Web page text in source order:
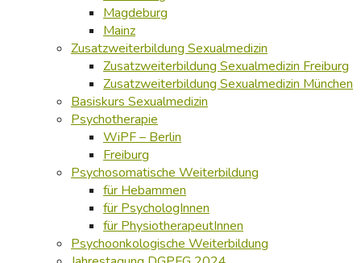
Magdeburg
Mainz
Zusatzweiterbildung Sexualmedizin
Zusatzweiterbildung Sexualmedizin Freiburg
Zusatzweiterbildung Sexualmedizin München
Basiskurs Sexualmedizin
Psychotherapie
WiPF – Berlin
Freiburg
Psychosomatische Weiterbildung
für Hebammen
für PsychologInnen
für PhysiotherapeutInnen
Psychoonkologische Weiterbildung